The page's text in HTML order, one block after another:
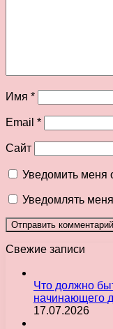
Имя *
Email *
Сайт
Уведомить меня
Уведомлять
Свежие записи
Что должно
начинающего
17.07.2026